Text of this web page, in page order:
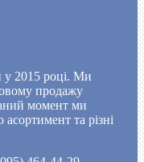
у 2015 році. Ми
продажу
момент ми
та різні